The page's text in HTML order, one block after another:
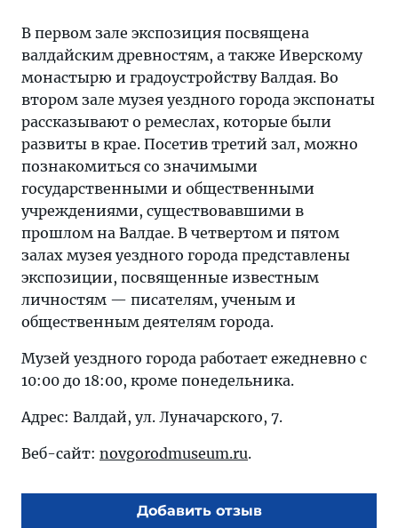
В первом зале экспозиция посвящена
валдайским древностям, а также Иверскому
монастырю и градоустройству Валдая. Во
втором зале музея уездного города экспонаты
рассказывают о ремеслах, которые были
развиты в крае. Посетив третий зал, можно
познакомиться со значимыми
государственными и общественными
учреждениями, существовавшими в
прошлом на Валдае. В четвертом и пятом
залах музея уездного города представлены
экспозиции, посвященные известным
личностям — писателям, ученым и
общественным деятелям города.
Музей уездного города работает ежедневно с
10:00 до 18:00, кроме понедельника.
Адрес: Валдай, ул. Луначарского, 7.
Веб-сайт: novgorodmuseum.ru.
Добавить отзыв